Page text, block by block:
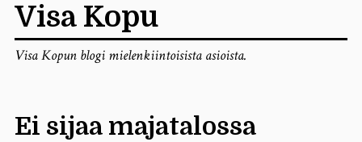
Visa Kopu
Visa Kopun blogi mielenkiintoisista asioista.
Ei sijaa majatalossa